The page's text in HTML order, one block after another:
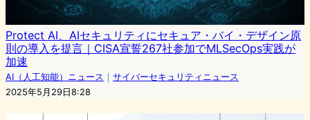
Protect AI、AIセキュリティにセキュア・バイ・デザイン原
則の導入を提言｜CISA宣誓267社参加でMLSecOps実践が
加速
AI（人工知能）ニュース ｜ サイバーセキュリティニュース
2025年5月29日8:28